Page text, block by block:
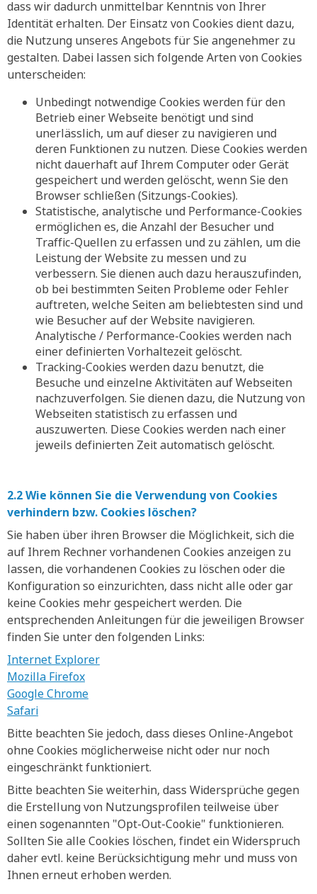
dass wir dadurch unmittelbar Kenntnis von Ihrer
Identität erhalten. Der Einsatz von Cookies dient dazu,
die Nutzung unseres Angebots für Sie angenehmer zu
gestalten. Dabei lassen sich folgende Arten von Cookies
unterscheiden:
Unbedingt notwendige Cookies werden für den
Betrieb einer Webseite benötigt und sind
unerlässlich, um auf dieser zu navigieren und
deren Funktionen zu nutzen. Diese Cookies werden
nicht dauerhaft auf Ihrem Computer oder Gerät
gespeichert und werden gelöscht, wenn Sie den
Browser schließen (Sitzungs-Cookies).
Statistische, analytische und Performance-Cookies
ermöglichen es, die Anzahl der Besucher und
Traffic-Quellen zu erfassen und zu zählen, um die
Leistung der Website zu messen und zu
verbessern. Sie dienen auch dazu herauszufinden,
ob bei bestimmten Seiten Probleme oder Fehler
auftreten, welche Seiten am beliebtesten sind und
wie Besucher auf der Website navigieren.
Analytische / Performance-Cookies werden nach
einer definierten Vorhaltezeit gelöscht.
Tracking-Cookies werden dazu benutzt, die
Besuche und einzelne Aktivitäten auf Webseiten
nachzuverfolgen. Sie dienen dazu, die Nutzung von
Webseiten statistisch zu erfassen und
auszuwerten. Diese Cookies werden nach einer
jeweils definierten Zeit automatisch gelöscht.
2.2 Wie können Sie die Verwendung von Cookies
verhindern bzw. Cookies löschen?
Sie haben über ihren Browser die Möglichkeit, sich die
auf Ihrem Rechner vorhandenen Cookies anzeigen zu
lassen, die vorhandenen Cookies zu löschen oder die
Konfiguration so einzurichten, dass nicht alle oder gar
keine Cookies mehr gespeichert werden. Die
entsprechenden Anleitungen für die jeweiligen Browser
finden Sie unter den folgenden Links:
Internet Explorer
Mozilla Firefox
Google Chrome
Safari
Bitte beachten Sie jedoch, dass dieses Online-Angebot
ohne Cookies möglicherweise nicht oder nur noch
eingeschränkt funktioniert.
Bitte beachten Sie weiterhin, dass Widersprüche gegen
die Erstellung von Nutzungsprofilen teilweise über
einen sogenannten "Opt-Out-Cookie" funktionieren.
Sollten Sie alle Cookies löschen, findet ein Widerspruch
daher evtl. keine Berücksichtigung mehr und muss von
Ihnen erneut erhoben werden.